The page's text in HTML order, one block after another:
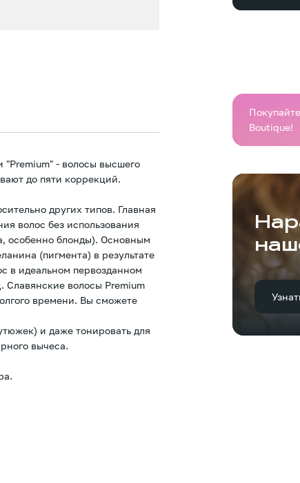
"Premium" - волосы высшего
до пяти коррекций.
других типов. Главная
волос без использования
особенно блонды). Основным
(пигмента) в результате
в идеальном первозданном
Славянские волосы Premium
времени. Вы сможете
и даже тонировать для
вычеса.
Boutique!